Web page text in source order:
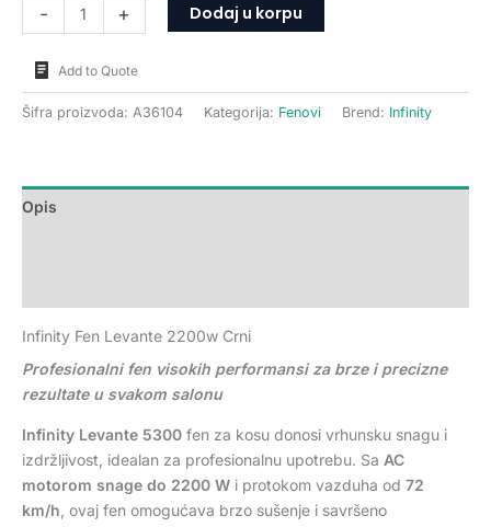
- + Dodaj u korpu
Add to Quote
Šifra proizvoda: A36104 Kategorija: Fenovi Brend: Infinity
Opis
Infinity Fen Levante 2200w Crni
Profesionalni fen visokih performansi za brze i precizne
rezultate u svakom salonu
Infinity Levante 5300 fen za kosu donosi vrhunsku snagu i
izdržljivost, idealan za profesionalnu upotrebu. Sa AC
motorom snage do 2200 W i protokom vazduha od 72
km/h , ovaj fen omogućava brzo sušenje i savršeno